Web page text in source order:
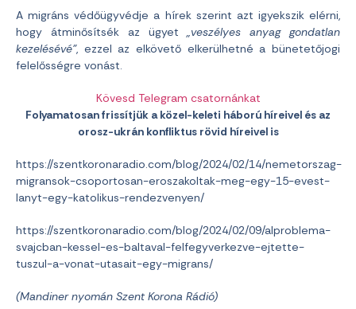
A migráns védőügyvédje a hírek szerint azt igyekszik elérni,
hogy átminősítsék az ügyet„veszélyes anyag gondatlan
kezelésévé”, ezzel az elkövető elkerülhetné a bünetetőjogi
felelősségre vonást.
Kövesd Telegram csatornánkat
Folyamatosan frissítjük a közel-keleti háború híreivel és az
orosz-ukrán konfliktus rövid híreivel is
https://szentkoronaradio.com/blog/2024/02/14/nemetorszag-
migransok-csoportosan-eroszakoltak-meg-egy-15-evest-
lanyt-egy-katolikus-rendezvenyen/
https://szentkoronaradio.com/blog/2024/02/09/alproblema-
svajcban-kessel-es-baltaval-felfegyverkezve-ejtette-
tuszul-a-vonat-utasait-egy-migrans/
(Mandinernyomán Szent Korona Rádió)